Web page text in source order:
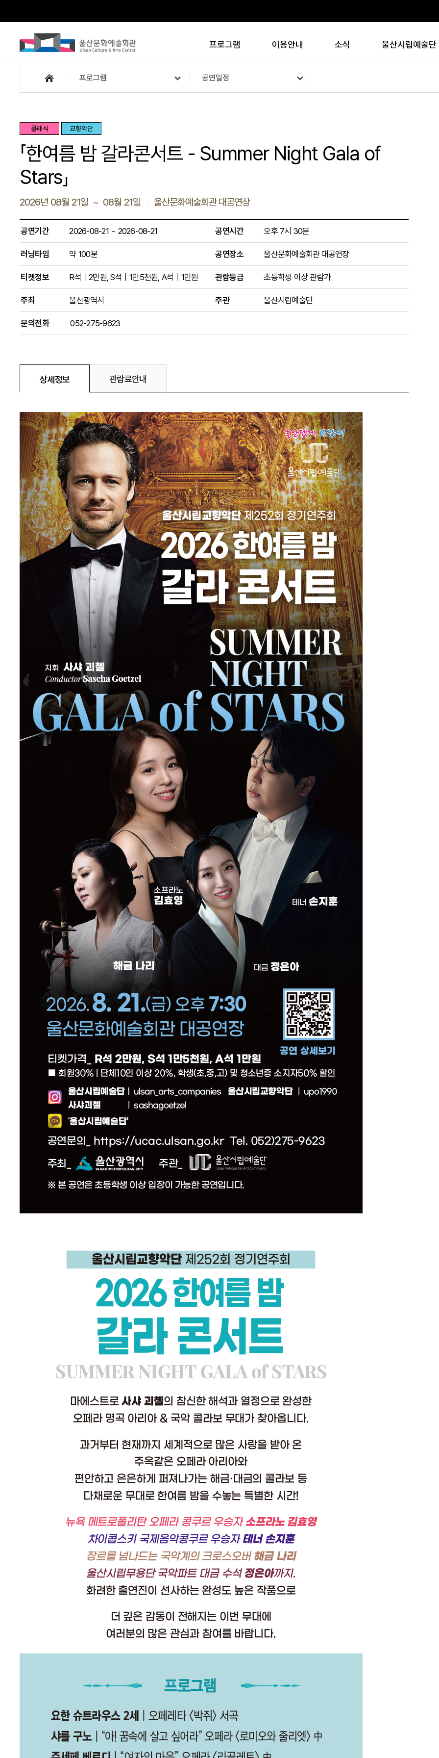
프로그램 이용안내 소식 울산시립예술단
프로그램 공연일정
클래식 교향악단
「한여름 밤 갈라콘서트 - Summer Night Gala of
Stars」
2026년 08월 21일 ~ 08월 21일 울산문화예술회관 대공연장
공연기간 2026-08-21~ 2026-08-21 공연시간 오후 7시 30분
러닝타임 약 100분 공연장소 울산문화예술회관 대공연장
티켓정보 R석｜2만원, S석｜1만5천원, A석｜1만원 관람등급 초등학생 이상 관람가
주최 울산광역시 주관 울산시립예술단
문의전화 052-275-9623
상세정보 관람료안내